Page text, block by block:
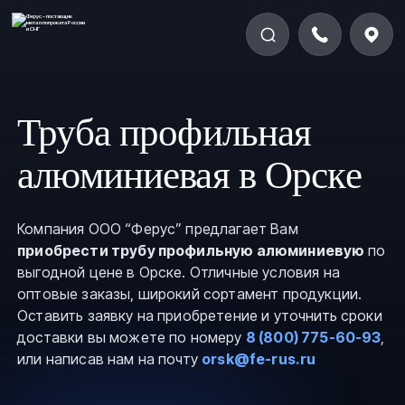
Труба профильная
алюминиевая в Орске
Компания ООО “Ферус” предлагает Вам
приобрести трубу профильную алюминиевую по
выгодной цене в Орске. Отличные условия на
оптовые заказы, широкий сортамент продукции.
Оставить заявку на приобретение и уточнить сроки
доставки вы можете по номеру 8 (800) 775-60-93,
или написав нам на почту orsk@fe-rus.ru